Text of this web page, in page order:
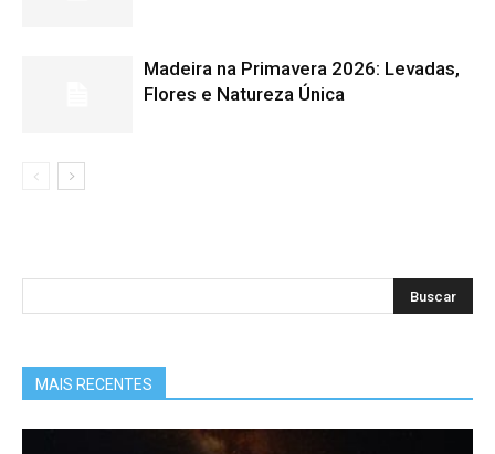
Madeira na Primavera 2026: Levadas,
Flores e Natureza Única
MAIS RECENTES